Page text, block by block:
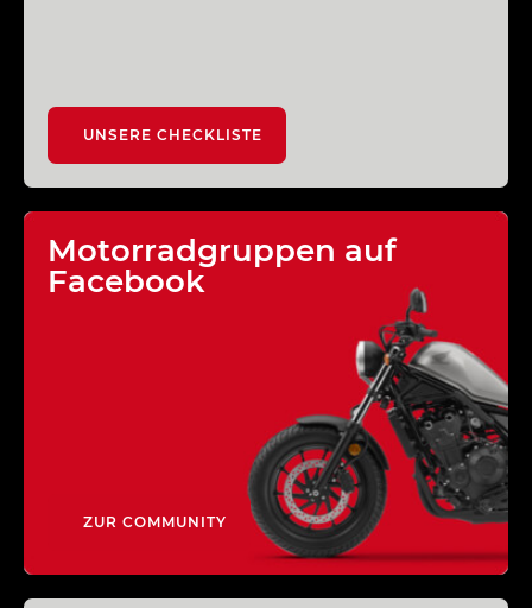
UNSERE CHECKLISTE
Motorradgruppen auf
Facebook
ZUR COMMUNITY